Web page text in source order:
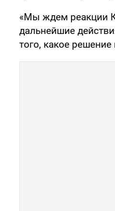
«Мы ждем реакции
дальнейшие
того, какое